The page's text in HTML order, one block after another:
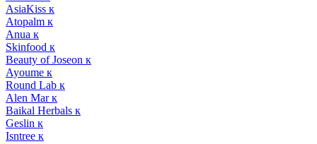
AsiaKiss к
Atopalm к
Anua к
Skinfood к
Beauty of Joseon к
Ayoume к
Round Lab к
Alen Mar к
Baikal Herbals к
Geslin к
Isntree к